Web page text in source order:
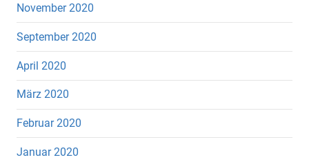
November 2020
September 2020
April 2020
März 2020
Februar 2020
Januar 2020